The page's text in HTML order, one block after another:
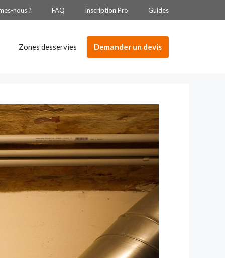
nous ? FAQ Inscription Pro Guides
Zones desservies Demander un devis